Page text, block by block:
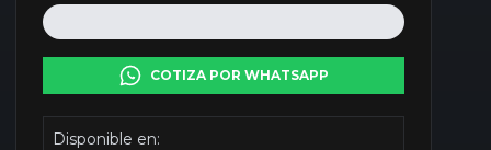
COTIZA POR WHATSAPP
Disponible en: